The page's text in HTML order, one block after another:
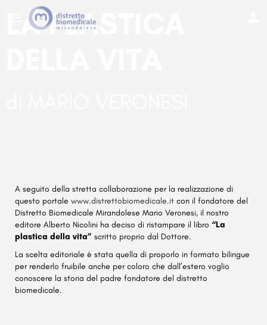
LA PLASTICA
A seguito della stretta collaborazione per la realizzazione di
questo portale www.distrettobiomedicale.it con il fondatore del
Distretto Biomedicale Mirandolese Mario Veronesi, il nostro
editore Alberto Nicolini ha deciso di ristampare il libro “La
plastica della vita” scritto proprio dal Dottore.
La scelta editoriale è stata quella di proporlo in formato bilingue
per renderlo fruibile anche per coloro che dall’estero voglio
conoscere la storia del padre fondatore del distretto
biomedicale.